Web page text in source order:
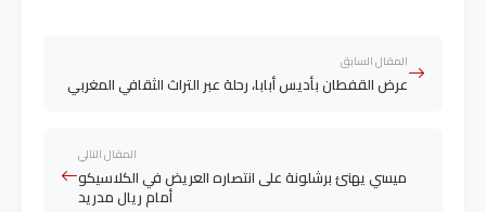
المقال السابق
عرض القفطان بأديس أبابا، رحلة عبر التراث الثقافي المغربي
المقال التالي
ميسي يهنئ برشلونة على انتصاره العريض في الكلاسيكو
أمام ريال مدريد